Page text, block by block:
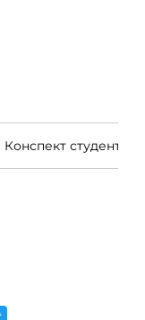
Конспект студента